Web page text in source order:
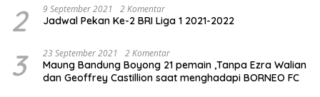
2 9 September 2021 2 Komentar
Jadwal Pekan Ke-2 BRI Liga 1 2021-2022
3 23 September 2021 2 Komentar
Maung Bandung Boyong 21 pemain ,Tanpa Ezra Walian
dan Geoffrey Castillion saat menghadapi BORNEO FC